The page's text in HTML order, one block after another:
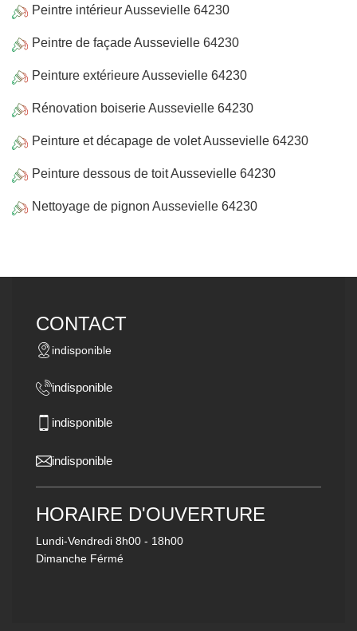
Peintre intérieur Aussevielle 64230
Peintre de façade Aussevielle 64230
Peinture extérieure Aussevielle 64230
Rénovation boiserie Aussevielle 64230
Peinture et décapage de volet Aussevielle 64230
Peinture dessous de toit Aussevielle 64230
Nettoyage de pignon Aussevielle 64230
CONTACT
indisponible
indisponible
indisponible
indisponible
HORAIRE D'OUVERTURE
Lundi-Vendredi 8h00 - 18h00
Dimanche Férmé